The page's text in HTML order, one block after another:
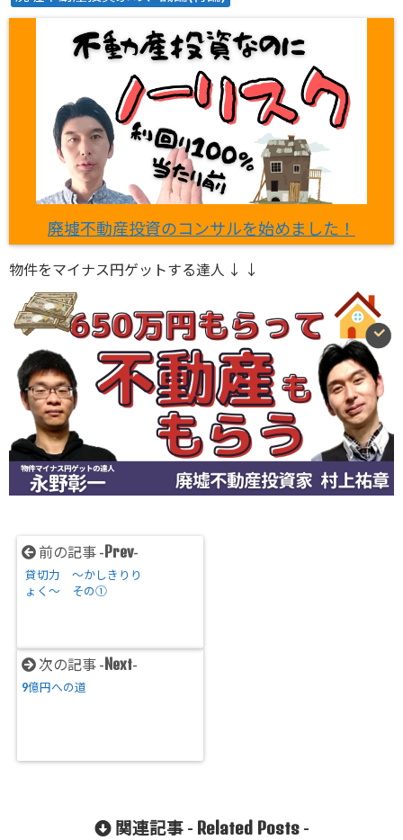
廃墟不動産投資のコンサルを始めました！
物件をマイナス円ゲットする達人 ↓ ↓
前の記事 - Prev-
貸切力 ～かしきりり
ょく～ その①
次の記事 - Next-
9億円への道
関連記事 - Related Posts-